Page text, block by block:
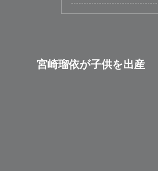
宮崎瑠依が子供を出産